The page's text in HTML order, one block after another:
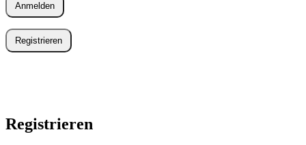
Anmelden
Registrieren
Registrieren